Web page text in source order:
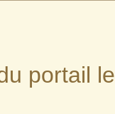
portail